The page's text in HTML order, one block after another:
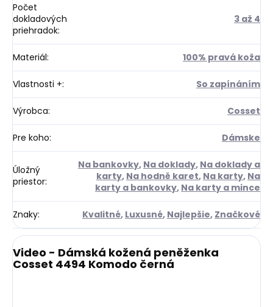
Počet
dokladových
priehradok:
3 až 4
Materiál: 100% pravá koža
Vlastnosti +: So zapínáním
Výrobca: Cosset
Pre koho: Dámske
Úložný
priestor:
Na bankovky, Na doklady, Na doklady a
karty, Na hodně karet, Na karty, Na
karty a bankovky, Na karty a mince
Znaky: Kvalitné, Luxusné, Najlepšie, Značkové
Video - Dámská kožená peněženka
Cosset 4494 Komodo černá